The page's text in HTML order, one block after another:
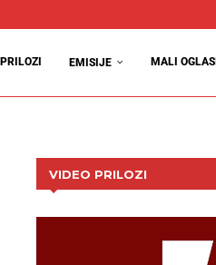
PRILOZI EMISIJE MALI OGLASI
VIDEO PRILOZI